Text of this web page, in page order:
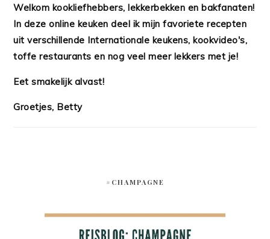
Welkom kookliefhebbers, lekkerbekken en bakfanaten!
In deze online keuken deel ik mijn favoriete recepten
uit verschillende Internationale keukens, kookvideo's,
toffe restaurants en nog veel meer lekkers met je!
Eet smakelijk alvast!
Groetjes, Betty
#CHAMPAGNE